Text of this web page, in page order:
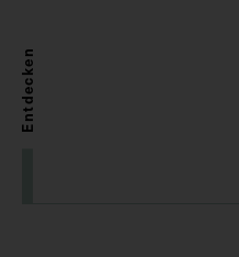
Entdecken